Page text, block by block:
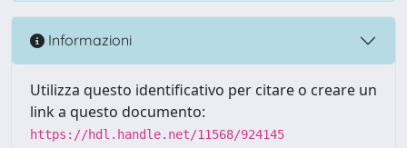
Informazioni
Utilizza questo identificativo per citare o creare un
link a questo documento:
https://hdl.handle.net/11568/924145